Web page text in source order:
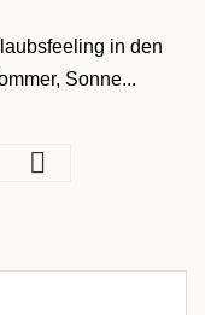
in den
Sonne...
